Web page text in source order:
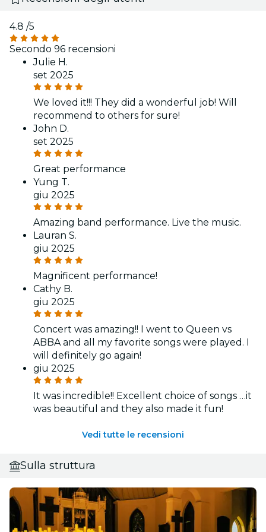
4.8 /5
Secondo 96 recensioni
Julie H.
set 2025
We loved it!!! They did a wonderful job! Will
recommend to others for sure!
John D.
set 2025
Great performance
Yung T.
giu 2025
Amazing band performance. Live the music.
Lauran S.
giu 2025
Magnificent performance!
Cathy B.
giu 2025
Concert was amazing!! I went to Queen vs
ABBA and all my favorite songs were played. I
will definitely go again!
giu 2025
It was incredible!! Excellent choice of songs …it
was beautiful and they also made it fun!
Vedi tutte le recensioni
Sulla struttura